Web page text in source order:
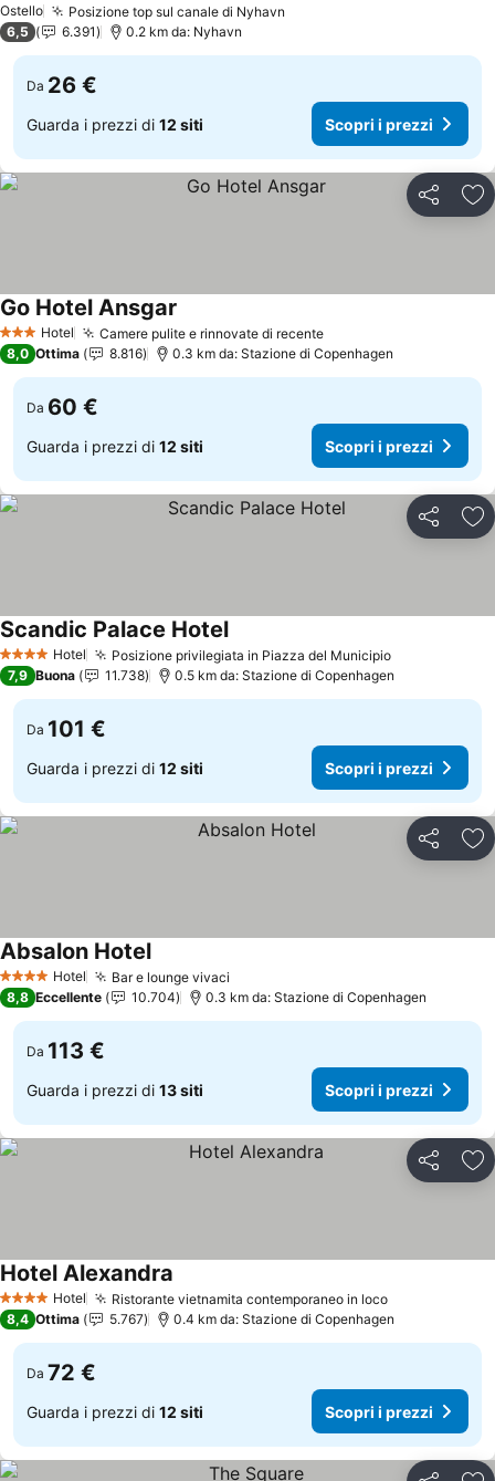
Ostello
Posizione top sul canale di Nyhavn
6,5
6.391 0.2 km da: Nyhavn
Da 26 €
Guarda i prezzi di 12 siti Scopri i prezzi
Condividi
3 StelleHotel Camere pulite e rinnovate di recente
Go Hotel Ansgar
8,0 Ottima 8.816 0.3 km da: Stazione di Copenhagen
Da 60 €
Guarda i prezzi di 12 siti Scopri i prezzi
Condividi
4 Stelle Hotel Posizione privilegiata in Piazza del Municipio
Scandic Palace Hotel
7,9 Buona 11.738 0.5 km da: Stazione di Copenhagen
Da 101 €
Guarda i prezzi di 12 siti Scopri i prezzi
Condividi
4 Stelle Hotel Bar e lounge vivaci
Absalon Hotel
8,8 Eccellente 10.704 0.3 km da: Stazione di Copenhagen
Da 113 €
Guarda i prezzi di 13 siti Scopri i prezzi
Condividi
4 Stelle Hotel Ristorante vietnamita contemporaneo in loco
Hotel Alexandra
8,4 Ottima 5.767 0.4 km da: Stazione di Copenhagen
Da 72 €
Guarda i prezzi di 12 siti Scopri i prezzi